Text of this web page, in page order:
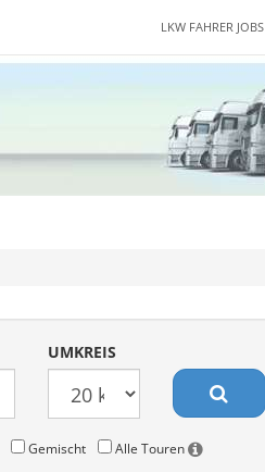
LKW FAHRER JOBS
UMKREIS
Gemischt Alle Touren